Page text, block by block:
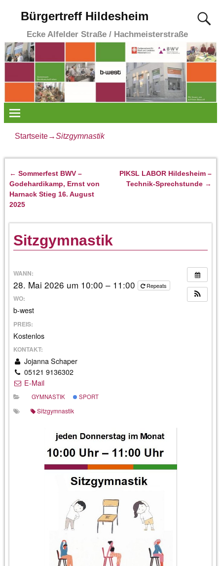
Bürgertreff Hildesheim
Ecke Alfelder Straße / Hachmeisterstraße
Startseite→Sitzgymnastik
Artikelnavigation
← Sommerfest BWV –
Godehardikamp, Ernst von
Harnack Stieg 16. August
2025
PIKSL LABOR Hildesheim –
Technik-Sprechstunde →
Sitzgymnastik
WANN:
28. Mai 2026 um 10:00 – 11:00 Repeats
WO:
b-west
PREIS:
Kostenlos
KONTAKT:
Jojanna Schaper
05121 9136302
E-Mail
GYMNASTIK SPORT
Sitzgymnastik